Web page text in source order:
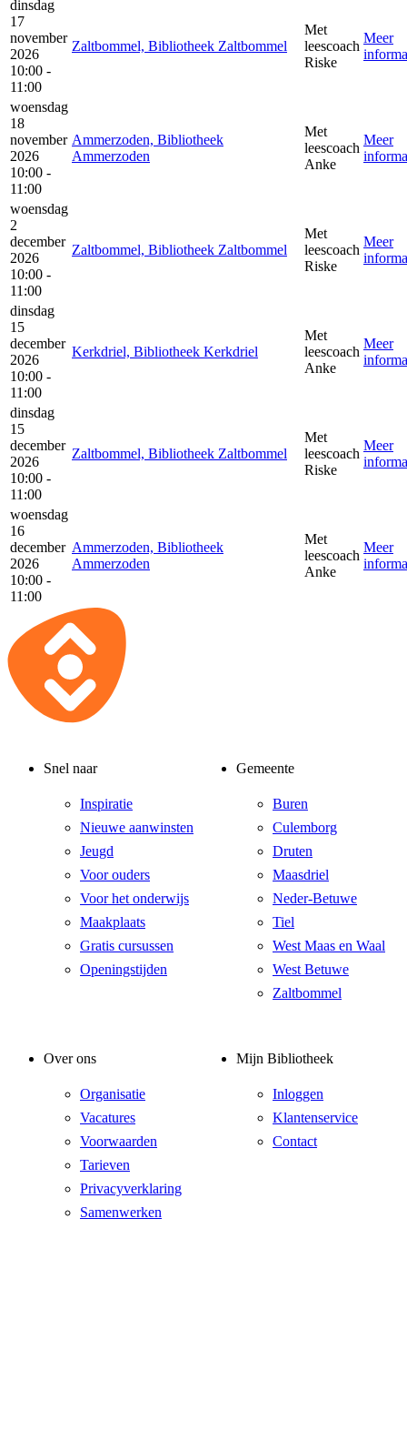
dinsdag
17
november
2026
10:00 -
11:00
Zaltbommel, Bibliotheek Zaltbommel
Met
leescoach
Riske
Meer
woensdag
18
november
2026
10:00 -
11:00
Ammerzoden, Bibliotheek
Ammerzoden
Met
leescoach
Anke
Meer
woensdag
2
december
2026
10:00 -
11:00
Zaltbommel, Bibliotheek Zaltbommel
Met
leescoach
Riske
Meer
dinsdag
15
december
2026
10:00 -
11:00
Kerkdriel, Bibliotheek Kerkdriel
Met
leescoach
Anke
Meer
dinsdag
15
december
2026
10:00 -
11:00
Zaltbommel, Bibliotheek Zaltbommel
Met
leescoach
Riske
Meer
woensdag
16
december
2026
10:00 -
11:00
Ammerzoden, Bibliotheek
Ammerzoden
Met
leescoach
Anke
Meer
Snel naar
Inspiratie
Nieuwe aanwinsten
Jeugd
Voor ouders
Voor het onderwijs
Maakplaats
Gratis cursussen
Openingstijden
Gemeente
Buren
Culemborg
Druten
Maasdriel
Neder-Betuwe
Tiel
West Maas en Waal
West Betuwe
Zaltbommel
Over ons
Organisatie
Vacatures
Voorwaarden
Tarieven
Privacyverklaring
Samenwerken
Mijn Bibliotheek
Inloggen
Klantenservice
Contact